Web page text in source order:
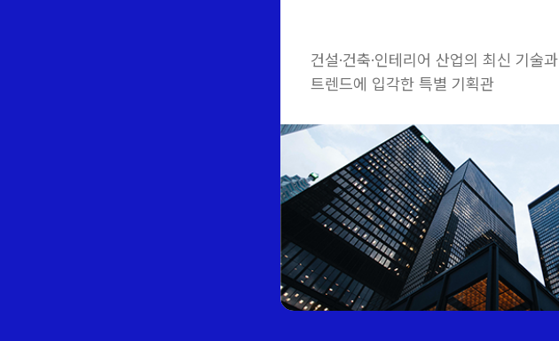
건설·건축·인테리어 산업의 최신 기술과
트렌드에 입각한 특별 기획관